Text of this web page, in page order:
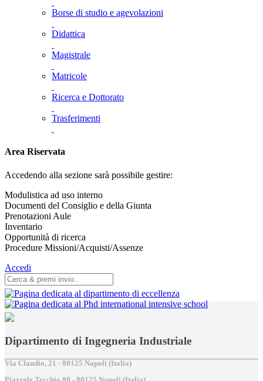
Borse di studio e agevolazioni
Didattica
Magistrale
Matricole
Ricerca e Dottorato
Trasferimenti
Area Riservata
Accedendo alla sezione sarà possibile gestire:
Modulistica ad uso interno
Documenti del Consiglio e della Giunta
Prenotazioni Aule
Inventario
Opportunità di ricerca
Procedure Missioni/Acquisti/Assenze
Accedi
Dipartimento di Ingegneria Industriale
Via Claudio, 21 - 80125 Napoli (Italia)